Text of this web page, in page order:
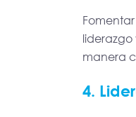
manera
4.